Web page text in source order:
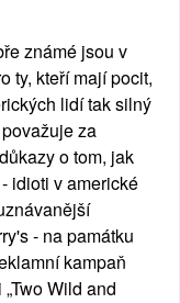
známé jsou v
ty, kteří mají pocit,
lidí tak silný
za
o tom, jak
idioti v americké
- na památku
kampaň
Wild and